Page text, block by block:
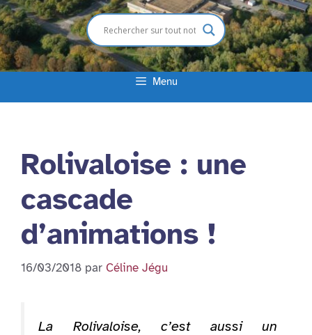
Menu
Rolivaloise : une
cascade
d’animations !
16/03/2018 par Céline Jégu
La Rolivaloise, c’est aussi un